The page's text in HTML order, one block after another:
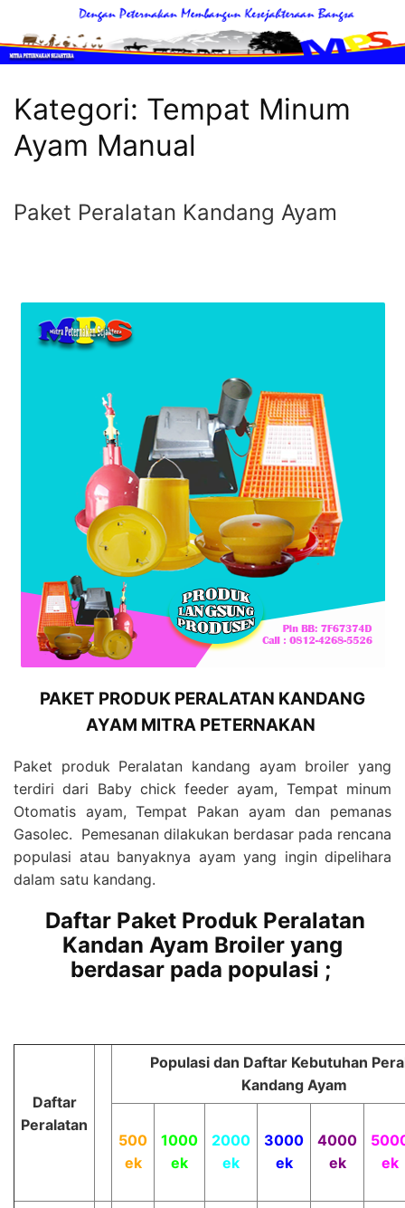
konten
Mitra
Peternakan
MItra
Peternakan
Peternak
Kategori: Tempat Minum
Ayam Manual
Paket Peralatan Kandang Ayam
PAKET PRODUK PERALATAN KANDANG
AYAM MITRA PETERNAKAN
Paket produk Peralatan kandang ayam broiler yang
terdiri dari Baby chick feeder ayam, Tempat minum
Otomatis ayam, Tempat Pakan ayam dan pemanas
Gasolec. Pemesanan dilakukan berdasar pada rencana
populasi atau banyaknya ayam yang ingin dipelihara
dalam satu kandang.
Daftar Paket Produk Peralatan
Kandan Ayam Broiler yang
berdasar pada populasi ;
Daftar
Peralatan
Populasi dan Daftar Kebutuhan
Kandang Ayam
500
ek
1000
ek
2000
ek
3000
ek
4000
ek
ek